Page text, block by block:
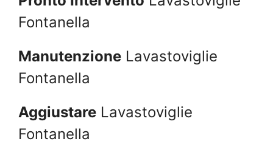
Fontanella
Manutenzione Lavastoviglie
Fontanella
Aggiustare Lavastoviglie
Fontanella